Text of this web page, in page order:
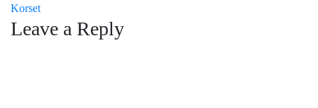
navigation
Korset
Leave a Reply